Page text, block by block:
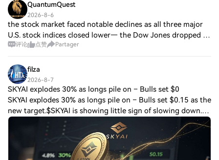
QuantumQuest
2026-8-6
the stock market faced notable declines as all three major
U.S. stock indices closed lower— the Dow Jones dropped by
0.85%, the S&P 500 fell 0.18%, and the Nasdaq experienced
评论 点赞 Partager
filza
2026-8-7
SKYAI explodes 30% as longs pile on – Bulls set $0
SKYAI explodes 30% as longs pile on – Bulls set $0.15 as the
new target.$SKYAI is showing little sign of slowing down.
The token has recorded another 30% surge in price over the
past 24 hours. This bu